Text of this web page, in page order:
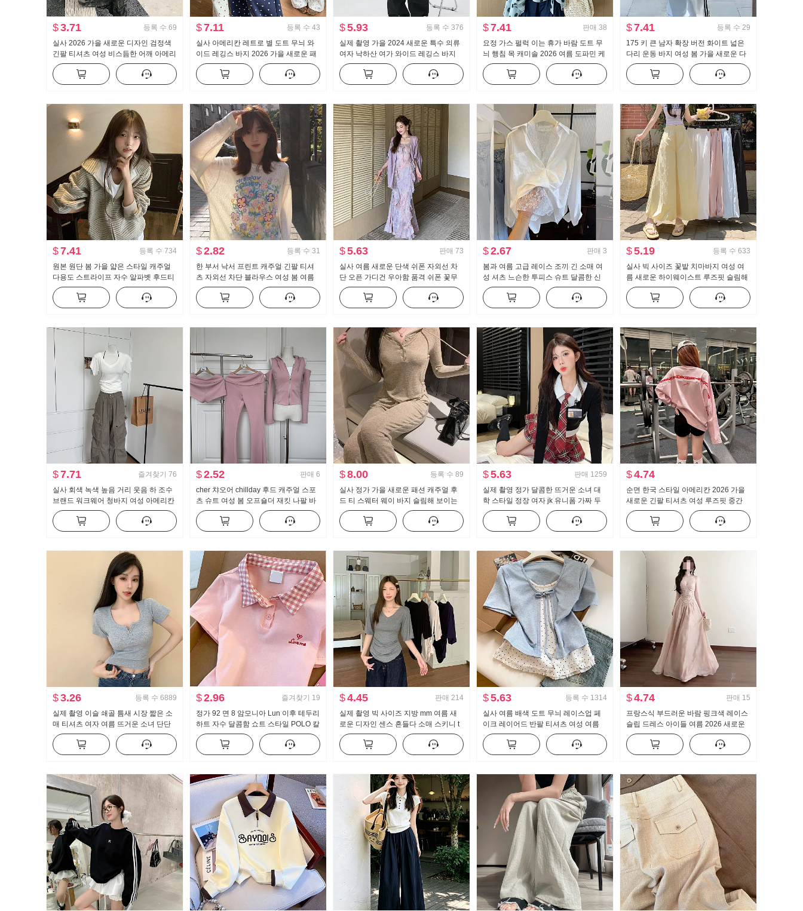
$3.71 등록 수 69
실사 2026 가을 새로운 디자인 검정색
긴팔 티셔츠 여성 비스듬한 어깨 아메리
칸 핫걸 오프숄더 오프숄더 맨위
$7.11 등록 수 43
실사 아메리칸 레트로 별 도트 무늬 와
이드 레깅스 바지 2026 가을 새로운 패
션 루즈핏 슬림해 보이는 캐주얼 바지
$5.93 등록 수 376
실제 촬영 가을 2024 새로운 특수 의류
여자 낙하산 여가 와이드 레깅스 바지
높은 허리 미국인 작은 남자 스포츠 바
지
$7.41 판매 38
요정 가스 펄럭 이는 휴가 바람 도트 무
늬 행침 목 캐미솔 2026 여름 도파민 케
이크 퍼프 인형 셔츠 맨위
$7.41 등록 수 29
175 키 큰 남자 확장 버전 화이트 넓은
다리 운동 바지 여성 봄 가을 새로운 다
용도 스트라이프 캐주얼 바닥 청소 바지
$7.41 등록 수 734
원본 원단 봄 가을 얇은 스타일 캐주얼
다용도 스트라이프 자수 알파벳 후드티
재킷
$2.82 등록 수 31
한 부서 낙서 프린트 캐주얼 긴팔 티셔
츠 자외선 차단 블라우스 여성 봄 여름
루즈핏 느긋한 차가운 센스 라운드 넥
맨위
$5.63 판매 73
실사 여름 새로운 단색 쉬폰 자외선 차
단 오픈 가디건 우아함 품격 쉬폰 꽃무
늬 여성 드레스 투피스 세트
$2.67 판매 3
봄과 여름 고급 레이스 조끼 긴 소매 여
성 셔츠 느슨한 투피스 슈트 달콤한 신
선한
$5.19 등록 수 633
실사 빅 사이즈 꽃밭 치마바지 여성 여
름 새로운 하이웨이스트 루즈핏 슬림해
보이는 도루 센스 배기 바지 캐주얼 와
이드 레그 팬츠
$7.71 즐겨찾기 76
실사 회색 녹색 높음 거리 웃음 하 조수
브랜드 워크웨어 청바지 여성 아메리칸
레트로 루즈핏 바닥 청소 캐주얼 바지
$2.52 판매 6
cher 챠오어 chillday 후드 캐주얼 스포
츠 슈트 여성 봄 오프숄더 재킷 나팔 바
지 3종 세트
$8.00 등록 수 89
실사 정가 가을 새로운 패션 캐주얼 후
드 티 스웨터 웨이 바지 슬림해 보이는
세트 스포츠 슈트 여성 트렌디
$5.63 판매 1259
실제 촬영 정가 달콤한 뜨거운 소녀 대
학 스타일 정장 여자 jk 유니폼 가짜 두
조각 순수한 욕망 맨위 하프 바디 퀼로
트 2 피스 세트
$4.74
순면 한국 스타일 아메리칸 2026 가을
새로운 긴팔 티셔츠 여성 루즈핏 중간
길이 핑크색 알파벳 핫걸 맨위
$3.26 등록 수 6889
실제 촬영 이슬 쇄골 틈새 시장 짧은 소
매 티셔츠 여자 여름 뜨거운 소녀 단단
한 새로운 버튼 디자인 센스 짧은 단락
맨위
$2.96 즐겨찾기 19
정가 92 면 8 암모니아 Lun 이후 테두리
하트 자수 달콤함 쇼트 스타일 POLO 칼
라 티셔츠 몸매 가꾸기 작은 키 트렌디
$4.45 판매 214
실제 촬영 빅 사이즈 지방 mm 여름 새
로운 디자인 센스 흔들다 소매 스키니 t
캐주얼 슬림해 보이는 몸매 가꾸기 만나
는 맨위
$5.63 등록 수 1314
실사 여름 배색 도트 무늬 레이스업 페
이크 레이어드 반팔 티셔츠 여성 여름
새로운 달콤한 스타일 작은 대중 맨위
$4.74 판매 15
프랑스식 부드러운 바람 핑크색 레이스
슬립 드레스 아이들 여름 2026 새로운
해변가 휴가 품격 롱 스커트